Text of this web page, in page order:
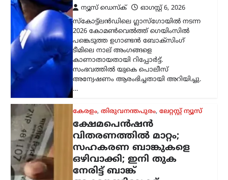
ന്യൂസ് ഡെസ്ക്
ഓഗസ്റ്റ്‌ 6, 2026
സംസ്ഥാനത്തെ ക്ഷേമപെൻഷൻ
വിതരണ സംവിധാനത്തിൽ സുപ്രധാന
മാറ്റം വരുത്തി സർക്കാർ. സഹകരണ
ബാങ്കുകൾ മുഖേന
ഗുണഭോക്താക്കളുടെ വീടുകളിൽ നേരിട്ട്
പെൻഷൻ എത്തിക്കുന്ന രീതി
അവസാനിപ്പിച്ച്, തുക നേരിട്ട്…
ട്രെൻഡിംഗ്
ജെൻ Zഉം ജെൻ
ആൽഫയും കൂടുതൽ
സത്യസന്ധർ; വിദ്യാഭ്യാസ
സംവിധാനത്തിൽ
പരിഷ്കാരം വേണം:
മോഹൻ ഭാഗവത്